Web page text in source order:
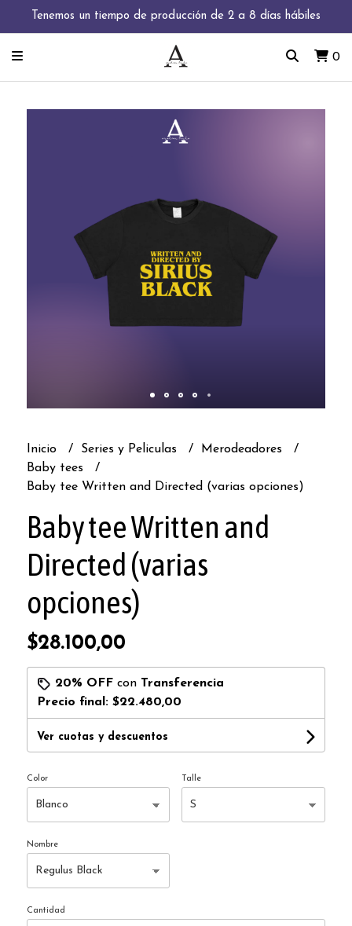
Tenemos un tiempo de producción de 2 a 8 días hábiles
0
Inicio Series y Peliculas
Merodeadores
Baby tees
Baby tee Written and Directed (varias opciones)
Baby tee Written and
Directed (varias
opciones)
$28.100,00
20% OFFcon Transferencia
Precio final: $22.480,00
Ver cuotas y descuentos
Color Talle
Nombre
Cantidad